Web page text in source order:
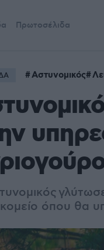
Πρωτοσέλιδα
Αστυνομικός
όπου θα